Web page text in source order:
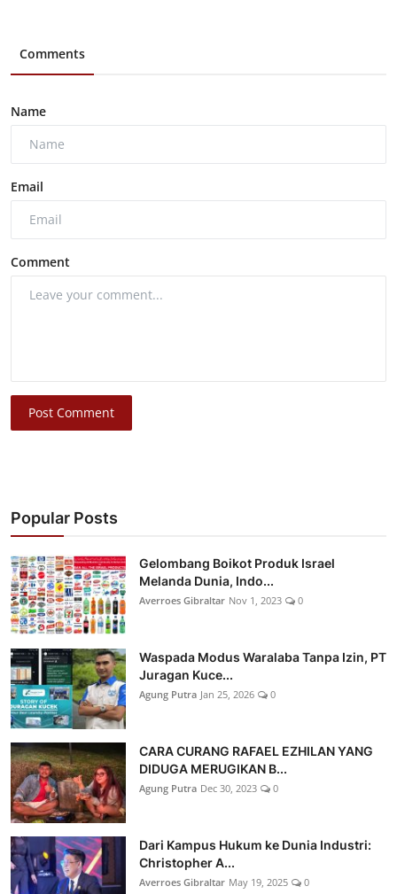
Comments
Name
Email
Comment
Post Comment
Popular Posts
Gelombang Boikot Produk Israel
Melanda Dunia, Indo...
Averroes Gibraltar Nov 1, 2023 0
Waspada Modus Waralaba Tanpa Izin, PT
Juragan Kuce...
Agung Putra Jan 25, 2026 0
CARA CURANG RAFAEL EZHILAN YANG
DIDUGA MERUGIKAN B...
Agung Putra Dec 30, 2023 0
Dari Kampus Hukum ke Dunia Industri:
Christopher A...
Averroes Gibraltar May 19, 2025 0